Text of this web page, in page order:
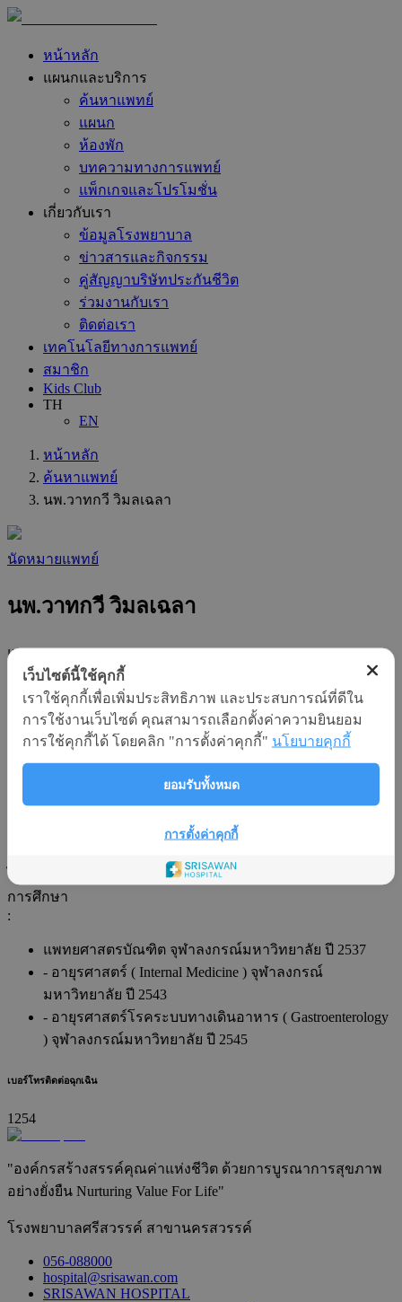
หน้าหลัก
แผนกและบริการ
ค้นหาแพทย์
แผนก
ห้องพัก
บทความทางการแพทย์
แพ็กเกจและโปรโมชั่น
เกี่ยวกับเรา
ข้อมูลโรงพยาบาล
ข่าวสารและกิจกรรม
คู่สัญญาบริษัทประกันชีวิต
ร่วมงานกับเรา
ติดต่อเรา
เทคโนโลยีทางการแพทย์
สมาชิก
Kids Club
TH
EN
หน้าหลัก
ค้นหาแพทย์
นพ.วาทกวี วิมลเฉลา
นัดหมายแพทย์
นพ.วาทกวี วิมลเฉลา
แผนก
ทางเดินอาหารและตับ
ความชำนาญทางสาขา
อายุรศาสตร์ ( Internal Medicine )
ไทยและอังกฤษ
การศึกษา
:
แพทยศาสตรบัณฑิต จุฬาลงกรณ์มหาวิทยาลัย ปี 2537
- อายุรศาสตร์ ( Internal Medicine ) จุฬาลงกรณ์
มหาวิทยาลัย ปี 2543
- อายุรศาสตร์โรคระบบทางเดินอาหาร ( Gastroenterology
) จุฬาลงกรณ์มหาวิทยาลัย ปี 2545
เบอร์โทรติดต่อฉุกเฉิน
1254
"องค์กรสร้างสรรค์คุณค่าแห่งชีวิต ด้วยการบูรณาการสุขภาพ
อย่างยั่งยืน Nurturing Value For Life"
โรงพยาบาลศรีสวรรค์ สาขานครสวรรค์
056-088000
hospital@srisawan.com
SRISAWAN HOSPITAL
เว็บไซต์นี้ใช้คุกกี้
เราใช้คุกกี้เพื่อเพิ่มประสิทธิภาพ และประสบการณ์ที่ดีใน
การใช้งานเว็บไซต์ คุณสามารถเลือกตั้งค่าความยินยอม
การใช้คุกกี้ได้ โดยคลิก "การตั้งค่าคุกกี้" นโยบายคุกกี้
ยอมรับทั้งหมด
การตั้งค่าคุกกี้